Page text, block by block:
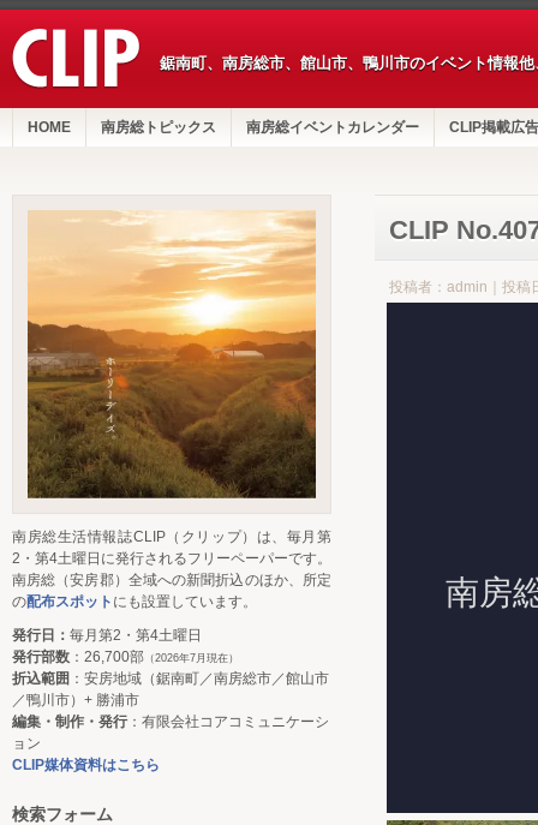
鋸南町、南房総市、館山市、鴨川市のイベント情報
HOME 南房総トピックス 南房総イベントカレンダー CLIP掲載広告
CLIP
投稿者：admin｜投稿
南房総生活情報誌CLIP（クリップ）は、毎月第
2・第4土曜日に発行されるフリーペーパーです。
南房総（安房郡）全域への新聞折込のほか、所定
の配布スポット にも設置しています。
発行日： 毎月第2・第4土曜日
発行部数 ：26,700部 （2026年7月現在）
折込範囲 ：安房地域（鋸南町／南房総市／館山市
／鴨川市）+ 勝浦市
編集・制作・発行：有限会社コアコミュニケーシ
ョン
CLIP媒体資料はこちら
検索フォーム